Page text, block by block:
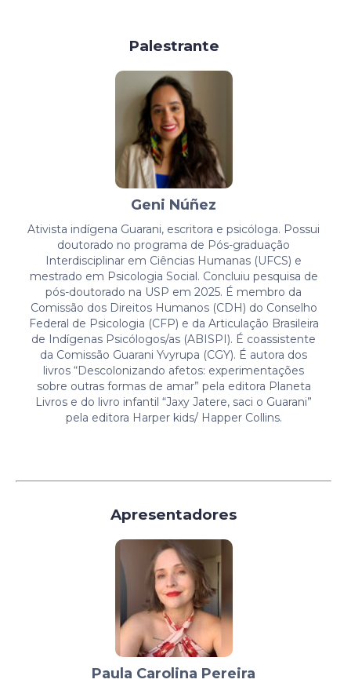
Palestrante
Geni Núñez
Ativista indígena Guarani, escritora e psicóloga. Possui
doutorado no programa de Pós-graduação
Interdisciplinar em Ciências Humanas (UFCS) e
mestrado em Psicologia Social. Concluiu pesquisa de
pós-doutorado na USP em 2025. É membro da
Comissão dos Direitos Humanos (CDH) do Conselho
Federal de Psicologia (CFP) e da Articulação Brasileira
de Indígenas Psicólogos/as (ABISPI). É coassistente
da Comissão Guarani Yvyrupa (CGY). É autora dos
livros “Descolonizando afetos: experimentações
sobre outras formas de amar” pela editora Planeta
Livros e do livro infantil “Jaxy Jatere, saci o Guarani”
pela editora Harper kids/ Happer Collins.
Apresentadores
Paula Carolina Pereira